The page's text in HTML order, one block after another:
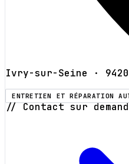
Ivry-sur-Seine ·
ENTRETIEN ET RÉPARATION
// Contact sur